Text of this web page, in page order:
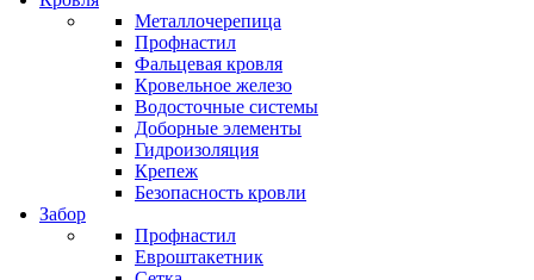
Металлочерепица
Профнастил
Фальцевая кровля
Кровельное железо
Водосточные системы
Доборные элементы
Гидроизоляция
Крепеж
Безопасность кровли
Забор
Профнастил
Евроштакетник